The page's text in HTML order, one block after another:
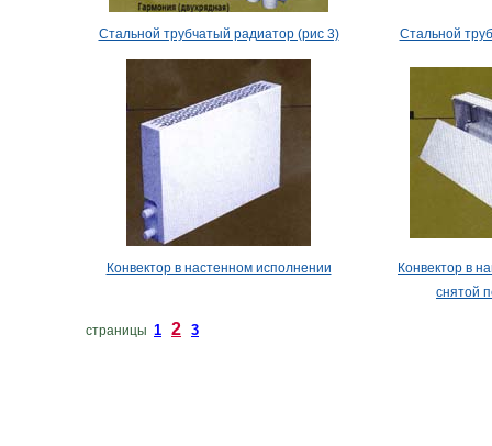
Стальной трубчатый радиатор (рис 3) Стальной
Конвектор в настенном исполнении
Конвектор в
снятой
страницы 1 2 3